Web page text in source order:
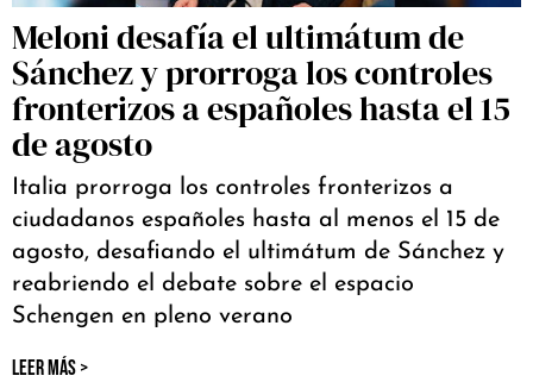
Meloni desafía el ultimátum de
Sánchez y prorroga los controles
fronterizos a españoles hasta el 15
de agosto
Italia prorroga los controles fronterizos a
ciudadanos españoles hasta al menos el 15 de
agosto, desafiando el ultimátum de Sánchez y
reabriendo el debate sobre el espacio
Schengen en pleno verano
LEER MÁS >